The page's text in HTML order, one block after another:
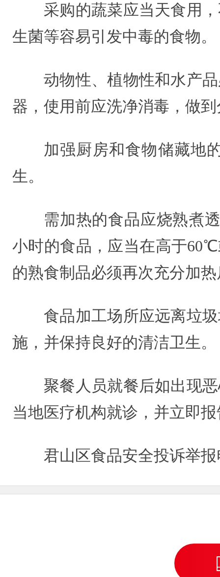
采购的蔬菜应当天食用
生菌等容易引发中毒的食物。
动物性、植物性和水产
器，使用前应洗净消毒，做
加强厨房和食物储藏地
生。
需加热的食品应烧熟煮
小时的食品，应当在高于
的熟食制品必须再次充分加
食品加工场所应远离垃
施，并保持良好的清洁卫生。
聚餐人员就餐后如出现
当地医疗机构就诊，并立即
君山区食品安全投诉举报